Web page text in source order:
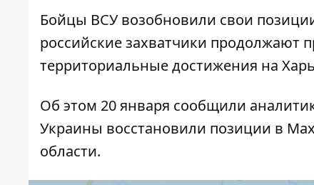
Бойцы ВСУ возобновили свои
российские захватчики продолжают
территориальные достижения на
Об этом 20 января сообщили
Украины восстановили позиции в
области.